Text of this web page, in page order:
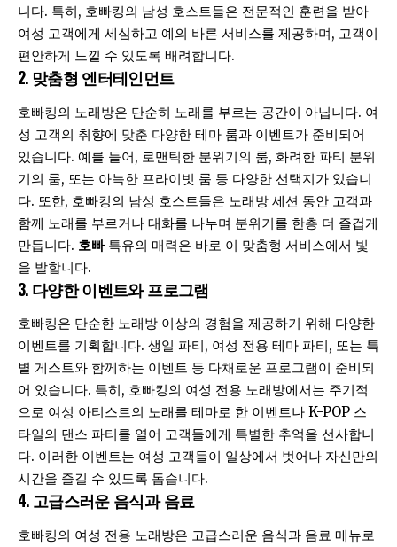
니다. 특히, 호빠킹의 남성 호스트들은 전문적인 훈련을 받아
여성 고객에게 세심하고 예의 바른 서비스를 제공하며, 고객이
편안하게 느낄 수 있도록 배려합니다.
2. 맞춤형 엔터테인먼트
호빠킹의 노래방은 단순히 노래를 부르는 공간이 아닙니다. 여
성 고객의 취향에 맞춘 다양한 테마 룸과 이벤트가 준비되어
있습니다. 예를 들어, 로맨틱한 분위기의 룸, 화려한 파티 분위
기의 룸, 또는 아늑한 프라이빗 룸 등 다양한 선택지가 있습니
다. 또한, 호빠킹의 남성 호스트들은 노래방 세션 동안 고객과
함께 노래를 부르거나 대화를 나누며 분위기를 한층 더 즐겁게
만듭니다. 호빠특유의 매력은 바로 이 맞춤형 서비스에서 빛
을 발합니다.
3.다양한 이벤트와 프로그램
호빠킹은 단순한 노래방 이상의 경험을 제공하기 위해 다양한
이벤트를 기획합니다. 생일 파티, 여성 전용 테마 파티, 또는 특
별 게스트와 함께하는 이벤트 등 다채로운 프로그램이 준비되
어 있습니다. 특히, 호빠킹의 여성 전용 노래방에서는 주기적
으로 여성 아티스트의 노래를 테마로 한 이벤트나 K-POP 스
타일의 댄스 파티를 열어 고객들에게 특별한 추억을 선사합니
다. 이러한 이벤트는 여성 고객들이 일상에서 벗어나 자신만의
시간을 즐길 수 있도록 돕습니다.
4.고급스러운 음식과 음료
호빠킹의 여성 전용 노래방은 고급스러운 음식과 음료 메뉴로